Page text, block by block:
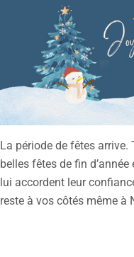
La période de fêtes arrive.
belles fêtes de fin
lui accordent leur
reste à vos côtés même à